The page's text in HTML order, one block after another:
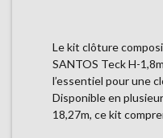
Le kit clôture
SANTOS Teck H-
l’essentiel pour une
Disponible en
18,27m, ce kit